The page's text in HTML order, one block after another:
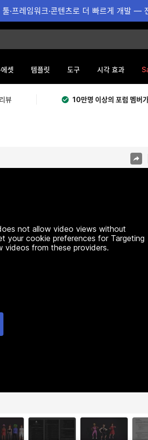
·프레임워크·콘텐츠로 더 빠르게 개발 —
셋 템플릿 도구 시각 효과
리뷰 10만명 이상의 포럼 멤버
not allow video views without
your cookie preferences for Targeting
videos from these providers.